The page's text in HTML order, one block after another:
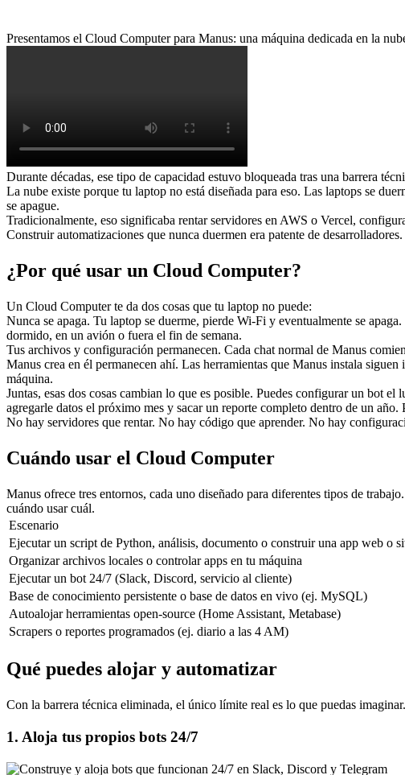
Presentamos el Cloud Computer para Manus: una máquina dedicada en la
Durante décadas, ese tipo de capacidad estuvo bloqueada tras una barrera
La nube existe porque tu laptop no está diseñada para eso. Las laptops se
se apague.
Tradicionalmente, eso significaba rentar servidores en AWS o Vercel,
Construir automatizaciones que nunca duermen era patente de
¿Por qué usar un Cloud Computer?
Un Cloud Computer te da dos cosas que tu laptop no puede:
Nunca se apaga. Tu laptop se duerme, pierde Wi-Fi y eventualmente se
dormido, en un avión o fuera el fin de semana.
Tus archivos y configuración permanecen. Cada chat normal de Manus
Manus crea en él permanecen ahí. Las herramientas que Manus instala
máquina.
Juntas, esas dos cosas cambian lo que es posible. Puedes configurar un bot
agregarle datos el próximo mes y sacar un reporte completo dentro de un
No hay servidores que rentar. No hay código que aprender. No hay
Cuándo usar el Cloud Computer
Manus ofrece tres entornos, cada uno diseñado para diferentes tipos de
cuándo usar cuál.
Escenario
Ejecutar un script de Python, análisis, documento o construir una app web o
Organizar archivos locales o controlar apps en tu máquina
Ejecutar un bot 24/7 (Slack, Discord, servicio al cliente)
Base de conocimiento persistente o base de datos en vivo (ej. MySQL)
Autoalojar herramientas open-source (Home Assistant, Metabase)
Scrapers o reportes programados (ej. diario a las 4 AM)
Qué puedes alojar y automatizar
Con la barrera técnica eliminada, el único límite real es lo que puedas
1. Aloja tus propios bots 24/7